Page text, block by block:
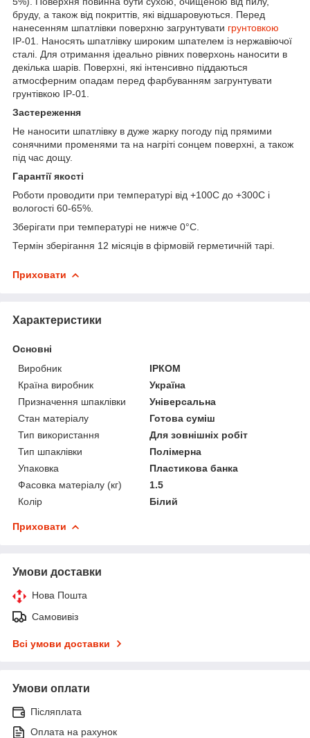
бруду, а також від покриттів, які відшаровуються. Перед
нанесенням шпатлівки поверхню загрунтувати грунтовкою
ІР-01. Наносять шпатлівку широким шпателем із нержавіючої
сталі. Для отримання ідеально рівних поверхонь наносити в
декілька шарів. Поверхні, які інтенсивно піддаються
атмосферним опадам перед фарбуванням загрунтувати
грунтівкою ІР-01.
Застереження
Не наносити шпатлівку в дуже жарку погоду під прямими
сонячними променями та на нагріті сонцем поверхні, а також
під час дощу.
Гарантії якості
Роботи проводити при температурі від +100С до +300С і
вологості 60-65%.
Зберігати при температурі не нижче 0°С.
Термін зберігання 12 місяців в фірмовій герметичній тарі.
Приховати
Характеристики
Основні
Виробник
ІРКОМ
Країна виробник
Україна
Призначення шпаклівки
Універсальна
Стан матеріалу
Готова суміш
Тип використання
Для зовнішніх робіт
Тип шпаклівки
Полімерна
Упаковка
Пластикова банка
Фасовка матеріалу (кг)
1.5
Колір
Білий
Приховати
Умови доставки
Нова Пошта
Самовивіз
Всі умови доставки
Умови оплати
Післяплата
Оплата на рахунок